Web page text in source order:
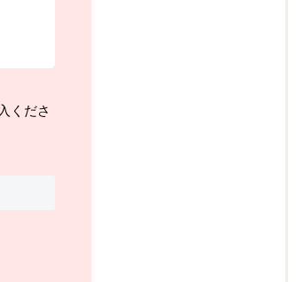
くださ